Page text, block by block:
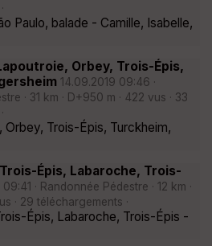
Paulo, balade - Camille, Isabelle,
Orbey, Trois-Épis,
14.09.2019 09:46 ·
· 31 km · D+950 m · 422 vus · 33
Trois-Épis, Turckheim,
Épis, Labaroche, Trois-
· Randonnée Pédestre · 12 km ·
· 29 téléchargements ·
Épis, Labaroche, Trois-Épis -